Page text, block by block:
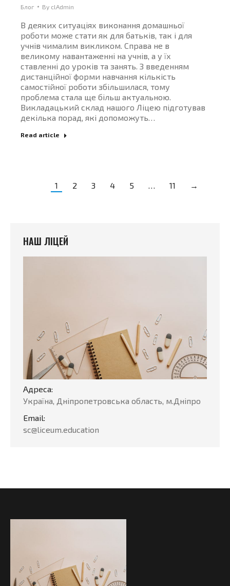
Блог By clAdmin
В деяких ситуаціях виконання домашньої
роботи може стати як для батьків, так і для
учнів чималим викликом. Справа не в
великому навантаженні на учнів, а у їх
ставленні до уроків та занять. З введенням
дистанційної форми навчання кількість
самостійної роботи збільшилася, тому
проблема стала ще більш актуальною.
Викладацький склад нашого Ліцею підготував
декілька порад, які допоможуть…
Read article
1 2 3 4 5 … 11 →
НАШ ЛІЦЕЙ
Адреса:
Україна, Дніпропетровська область, м.Дніпро
Email:
sc@liceum.education